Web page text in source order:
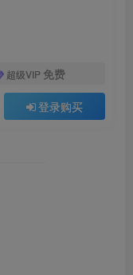
超级VIP 免费
登录购买